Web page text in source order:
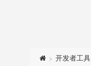
> 开发者工具